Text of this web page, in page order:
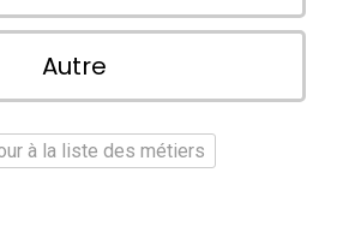
Autre
à la liste des métiers